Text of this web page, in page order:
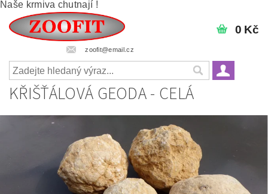
Naše krmiva chutnají !
zoofit@email.cz
0 Kč
KŘIŠŤÁLOVÁ GEODA - CELÁ